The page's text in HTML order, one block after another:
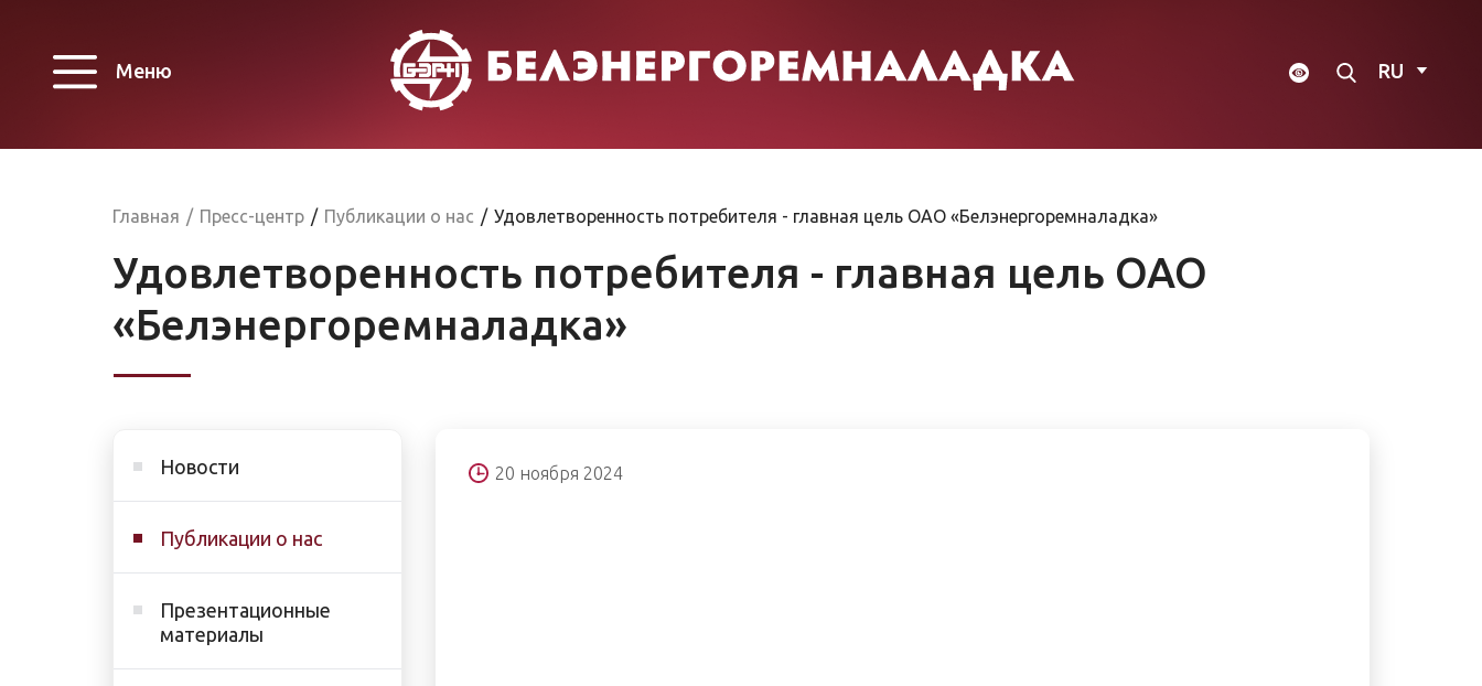
Меню RU
Главная / Пресс-центр / Публикации о нас / Удовлетворенность потребителя - главная цель ОАО «Белэнергоремналадка»
Удовлетворенность потребителя - главная цель ОАО
«Белэнергоремналадка»
20 ноября 2024
Новости
Публикации о нас
Презентационные
материалы